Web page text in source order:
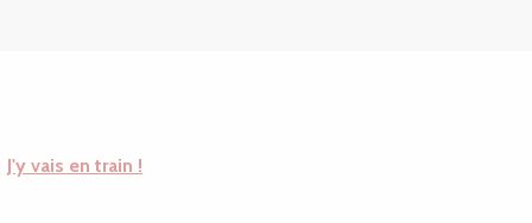
J'y vais en train !